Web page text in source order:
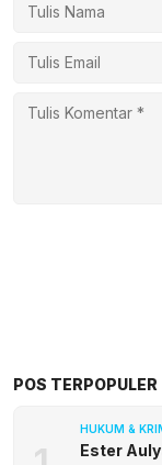
POS TERPOPULER
HUKUM &
Ester